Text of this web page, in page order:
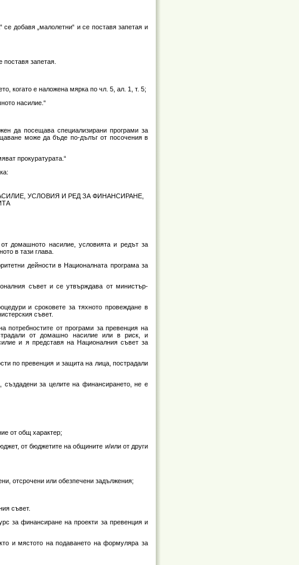
добавя „малолетни“ и се поставя запетая и
запетая.
когато е наложена мярка по чл. 5, ал. 1, т. 5;
насилие.“
да посещава специализирани програми за
може да бъде по-дълъг от посочения в
прокуратурата.“
УСЛОВИЯ И РЕД ЗА ФИНАНСИРАНЕ,
домашното насилие, условията и редът за
в тази глава.
дейности в Националната програма за
съвет и се утвърждава от министър-
и сроковете за тяхното провеждане в
съвет.
потребностите от програми за превенция на
от домашно насилие или в риск, и
и я представя на Националния съвет за
по превенция и защита на лица, пострадали
създадени за целите на финансирането, не е
от общ характер;
от бюджетите на общините и/или от други
отсрочени или обезпечени задължения;
съвет.
за финансиране на проекти за превенция и
и мястото на подаването на формуляра за